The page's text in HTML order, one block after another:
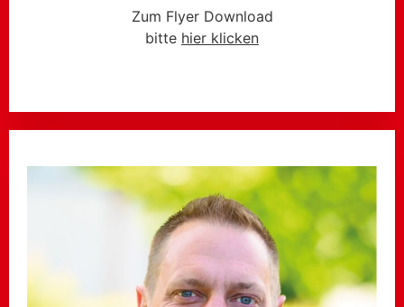
Zum Flyer Download
bitte hier klicken